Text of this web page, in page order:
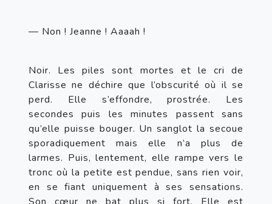
— Non ! Jeanne ! Aaaah !
Noir. Les piles sont mortes et le cri de
Clarisse ne déchire que l’obscurité où il se
perd. Elle s’effondre, prostrée. Les
secondes puis les minutes passent sans
qu’elle puisse bouger. Un sanglot la secoue
sporadiquement mais elle n’a plus de
larmes. Puis, lentement, elle rampe vers le
tronc où la petite est pendue, sans rien voir,
en se fiant uniquement à ses sensations.
Son cœur ne bat plus si fort. Elle est